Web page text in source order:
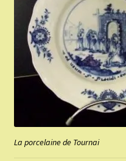
La porcelaine de Tournai